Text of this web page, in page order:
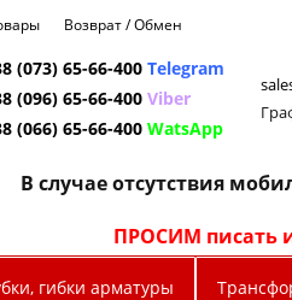
Возврат / Обмен
(073) 65-66-400 Telegram
(096) 65-66-400 Viber
(066) 65-66-400 WatsApp
В случае отсутствия
ПРОСИМ писать
гибки арматуры